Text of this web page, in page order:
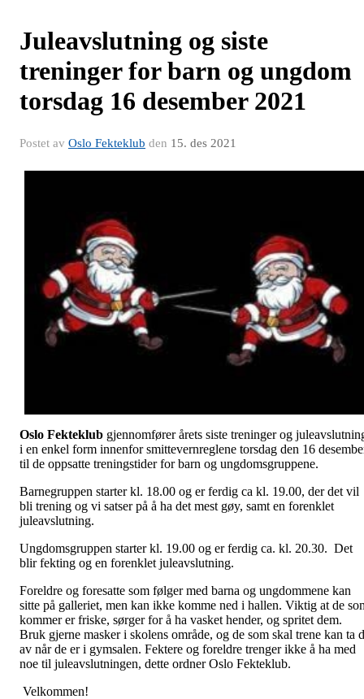
Juleavslutning og siste
treninger for barn og ungdom
torsdag 16 desember 2021
Postet av Oslo Fekteklub den 15. des 2021
Oslo Fekteklub gjennomfører årets siste treninger og
i en enkel form innenfor smittevernreglene torsdag den 16
til de oppsatte treningstider for barn og ungdomsgruppene.
Barnegruppen starter kl. 18.00 og er ferdig ca kl. 19.00, der det vil
bli trening og vi satser på å ha det mest gøy, samt en forenklet
juleavslutning.
Ungdomsgruppen starter kl. 19.00 og er ferdig ca. kl. 20.30. Det
blir fekting og en forenklet juleavslutning.
Foreldre og foresatte som følger med barna og ungdommene kan
sitte på galleriet, men kan ikke komme ned i hallen. Viktig at de
kommer er friske, sørger for å ha vasket hender, og spritet dem.
Bruk gjerne masker i skolens område, og de som skal trene kan ta
av når de er i gymsalen. Fektere og foreldre trenger ikke å ha med
noe til juleavslutningen, dette ordner Oslo Fekteklub.
Velkommen!